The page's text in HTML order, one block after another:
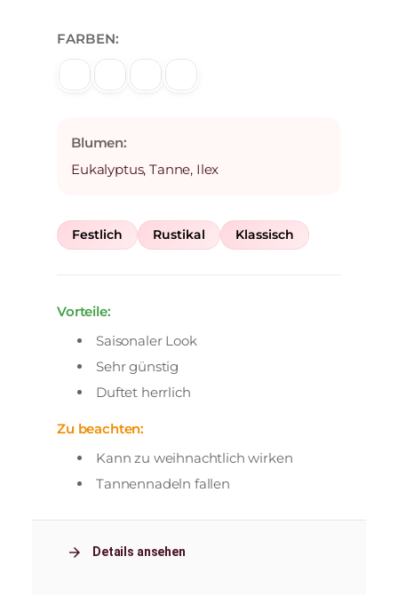
FARBEN:
Blumen:
Eukalyptus, Tanne, Ilex
Festlich Rustikal Klassisch
Vorteile:
Saisonaler Look
Sehr günstig
Duftet herrlich
Zu beachten:
Kann zu weihnachtlich wirken
Tannennadeln fallen
arrow_forward Details ansehen